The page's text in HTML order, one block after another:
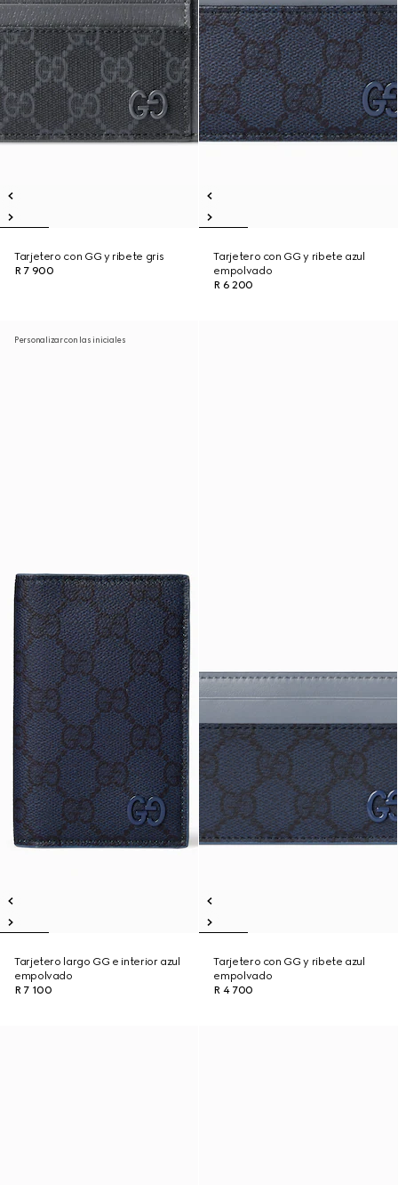
Tarjetero con GG y ribete gris
R 7 900
Tarjetero con GG y ribete azul
empolvado
R 6 200
Personalizar con las iniciales
Tarjetero largo GG e interior azul
empolvado
R 7 100
Tarjetero con GG y ribete azul
empolvado
R 4 700